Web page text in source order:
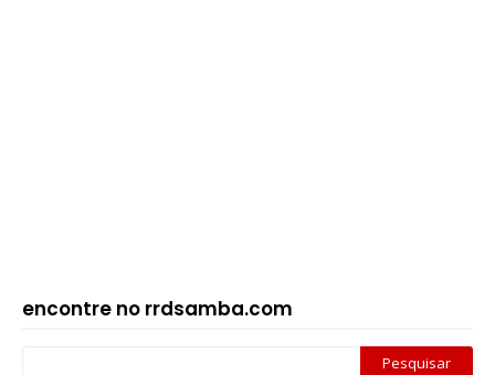
encontre no rrdsamba.com